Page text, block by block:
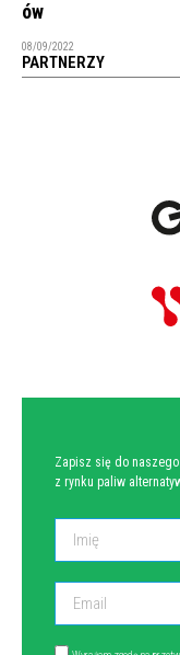
ów
08/09/2022
PARTNERZY
Zapisz się do
z rynku paliw